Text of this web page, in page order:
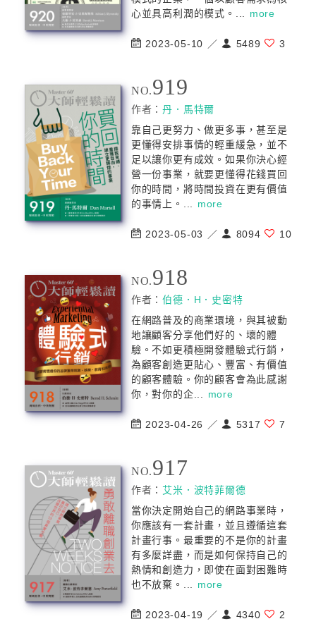
心並具高利潤的模式。... more
2023-05-10 ／ 5489 3
NO.919
作者：丹．馬特爾
靠自己更努力、做更多事，甚至是
更懂得安排事情的輕重緩急，並不
足以讓你更有成效。如果你決心經
營一份事業，就要更懂得花錢買回
你的時間，將時間投資在更有價值
的事情上。... more
2023-05-03 ／ 8094 10
NO.918
作者：伯德．H．史密特
在網路普及的商業環境，與其被動
地讓顧客分享他們好的、壞的體
驗。不如更積極開發體驗式行銷，
為顧客創造更貼心、豐富、有價值
的顧客體驗。你的顧客會為此感謝
你，對你的企... more
2023-04-26 ／ 5317 7
NO.917
作者：艾米．波特菲爾德
當你決定開始自己的網路事業時，
你應該有一套計畫，並且遵循這套
計畫行事。最重要的不是你的計畫
有多麼詳盡，而是如何保持自己的
熱情和創造力，即使在面對困難時
也不放棄。... more
2023-04-19 ／ 4340 2